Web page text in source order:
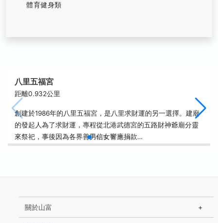
體育健身類
八里五福宮
距離0.932公里
創建於1986年的八里五福宮，是八里求財運的另一選擇。建廟
的發起人為了求財運，專程從北港武德宮的五路財神爺廟分靈
來祭祀，事後因為各界善男信女響應捐款…
關於山富